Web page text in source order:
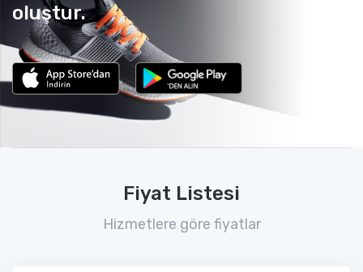
oluştur.
Fiyat Listesi
Hizmetlere göre fiyatlar